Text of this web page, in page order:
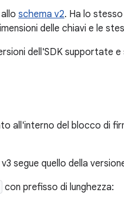
schema v2. Ha lo
delle chiavi e le
dell'SDK supportate
all'interno del blocco di
segue quello della
con prefisso di lunghezza: